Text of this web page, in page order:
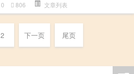
0 806 文章列表
2 下一页 尾页